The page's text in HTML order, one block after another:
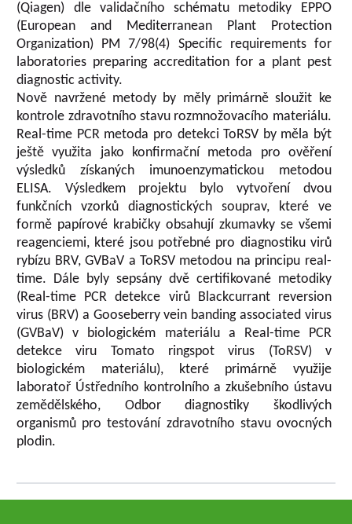
(Qiagen) dle validačního schématu metodiky EPPO
(European and Mediterranean Plant Protection
Organization) PM 7/98(4) Specific requirements for
laboratories preparing accreditation for a plant pest
diagnostic activity.
Nově navržené metody by měly primárně sloužit ke
kontrole zdravotního stavu rozmnožovacího materiálu.
Real-time PCR metoda pro detekci ToRSV by měla být
ještě využita jako konfirmační metoda pro ověření
výsledků získaných imunoenzymatickou metodou
ELISA. Výsledkem projektu bylo vytvoření dvou
funkčních vzorků diagnostických souprav, které ve
formě papírové krabičky obsahují zkumavky se všemi
reagenciemi, které jsou potřebné pro diagnostiku virů
rybízu BRV, GVBaV a ToRSV metodou na principu real-
time. Dále byly sepsány dvě certifikované metodiky
(Real-time PCR detekce virů Blackcurrant reversion
virus (BRV) a Gooseberry vein banding associated virus
(GVBaV) v biologickém materiálu a Real-time PCR
detekce viru Tomato ringspot virus (ToRSV) v
biologickém materiálu), které primárně využije
laboratoř Ústředního kontrolního a zkušebního ústavu
zemědělského, Odbor diagnostiky škodlivých
organismů pro testování zdravotního stavu ovocných
plodin.